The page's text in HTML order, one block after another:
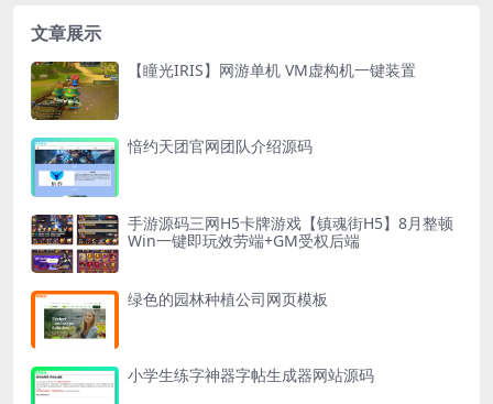
文章展示
【瞳光IRIS】网游单机 VM虚构机一键装置
愔约天团官网团队介绍源码
手游源码三网H5卡牌游戏【镇魂街H5】8月整顿
Win一键即玩效劳端+GM受权后端
绿色的园林种植公司网页模板
小学生练字神器字帖生成器网站源码